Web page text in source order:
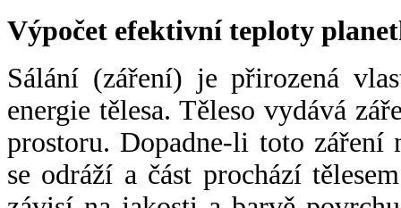
Výpočet efektivní teploty
Sálání (záření) je přirozená
energie tělesa. Těleso vydává
prostoru. Dopadne-li toto záření
se odráží a část prochází